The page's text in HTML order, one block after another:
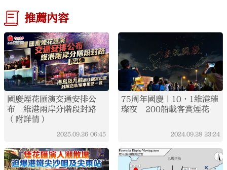
推薦內容
國慶煙花匯演交通安排公
布 維港兩岸分階段封路
（附詳情）
2025.09.26 06:45
75周年國慶｜10·1維港璀
璨夜 200船載客賞煙花
2024.09.28 23:24